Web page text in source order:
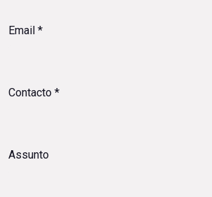
Email *
Contacto *
Assunto